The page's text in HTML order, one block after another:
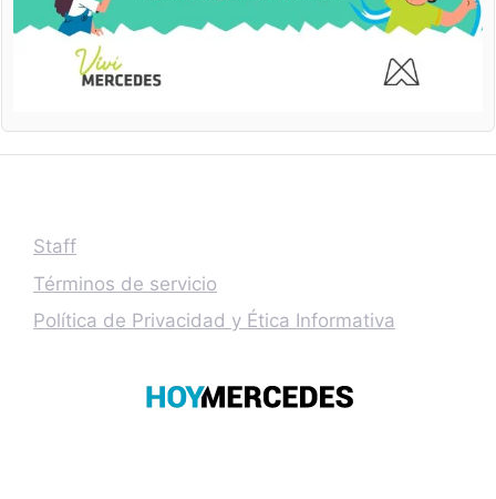
Staff
Términos de servicio
Política de Privacidad y Ética Informativa